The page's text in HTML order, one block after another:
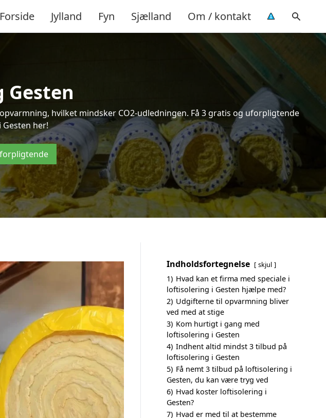
Forside Jylland Fyn Sjælland Om / kontakt
hvilket mindsker CO2-udledningen. Få 3 gratis og uforpligtende
her!
Indholdsfortegnelse skjul
1) Hvad kan et firma med speciale i
loftisolering i Gesten hjælpe med?
2) Udgifterne til opvarmning bliver
ved med at stige
3) Kom hurtigt i gang med
loftisolering i Gesten
4) Indhent altid mindst 3 tilbud på
loftisolering i Gesten
5) Få nemt 3 tilbud på loftisolering i
Gesten, du kan være tryg ved
6) Hvad koster loftisolering i
Gesten?
7) Hvad er med til at bestemme